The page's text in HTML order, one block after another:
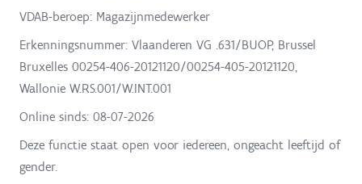
VDAB-beroep: Magazijnmedewerker
Erkenningsnummer: Vlaanderen VG .631/BUOP, Brussel
Bruxelles 00254-406-20121120/00254-405-20121120,
Wallonie W.RS.001/W.INT.001
Online sinds: 08-07-2026
Deze functie staat open voor iedereen, ongeacht leeftijd of
gender.